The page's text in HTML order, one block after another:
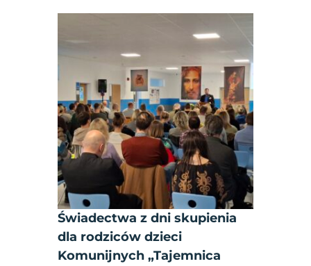
Świadectwa z dni skupienia
dla rodziców dzieci
Komunijnych „Tajemnica